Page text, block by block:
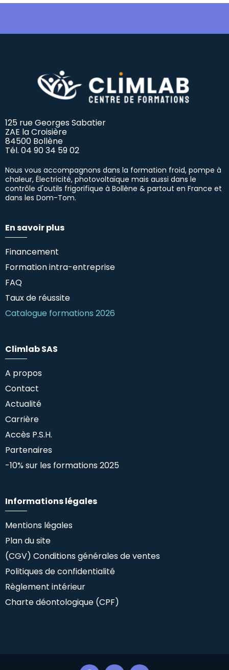
125 rue Georges Sabatier
ZAE la Croisière
84500 Bollène
Tél. 04 90 34 59 02
Nous vous accompagnons dans la formation froid, pompe à
chaleur, Électricité, photovoltaïque mais aussi dans le
contrôle d'outils frigorifique à Bollène & partout en France et
dans les Dom-Tom.
En savoir plus
Financement
Formation intra-entreprise
FAQ
Taux de réussite
Catalogue formations 2026
Climlab SAS
A propos
Contact
Actualité
Carrière
Accès P.S.H.
Partenaires
-10% sur les formations 2025
Informations légales
Mentions légales
Plan du site
(CGV) Conditions générales de ventes
Politiques de confidentialité
Règlement intérieur
Charte déontologique (CPF)